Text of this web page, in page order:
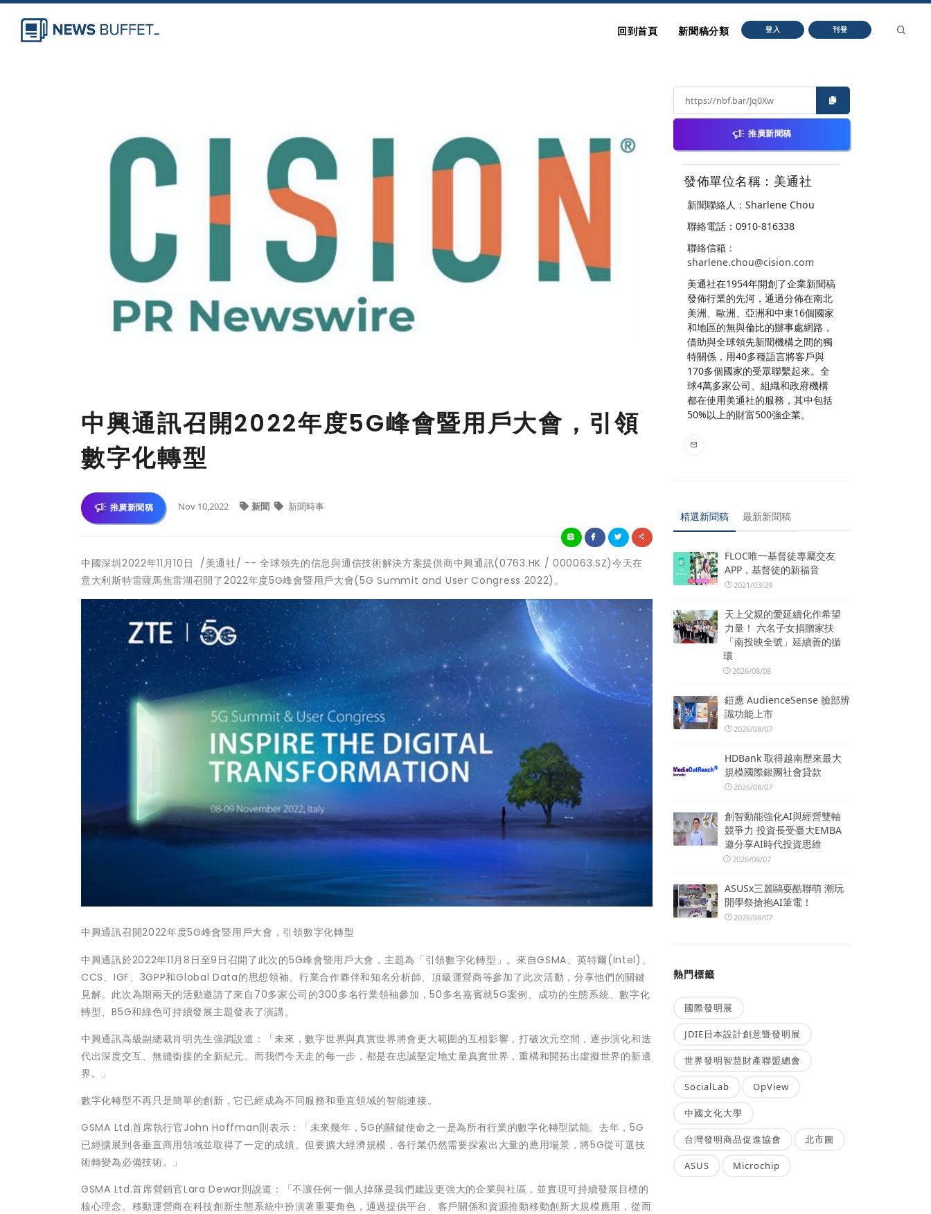
回到首頁 新聞稿分類 登入 刊登
中興通訊召開2022年度5G峰會暨用戶大會，引領
數字化轉型
推廣新聞稿 Nov 10,2022 新聞 新聞時事
中國深圳2022年11月10日 /美通社/ --全球領先的信息與通信技術解決方案提供商中興通訊(0763.HK / 000063.SZ)今天在
意大利斯特雷薩馬焦雷湖召開了2022年度5G峰會暨用戶大會(5G Summit and User Congress 2022) 。
中興通訊召開2022年度5G峰會暨用戶大會，引領數字化轉型
中興通訊於2022年11月 8 日至9 日召開了此次的5G峰會暨用戶大會，主題為「引領數字化轉型」。來自GSMA、英特爾(Intel) 、
CCS 、 IGF、 3GPP和Global Data的思想領袖、行業合作夥伴和知名分析師、頂級運營商等參加了此次活動，分享他們的關鍵
見解。此次為期兩天的活動邀請了來自 70多家公司的300多名行業領袖參加，50多名嘉賓就5G案例、成功的生態系統、數字化
轉型、B5G和綠色可持續發展主題發表了演講。
中興通訊高級副總裁肖明先生強調說道：「未來，數字世界與真實世界將會更大範圍的互相影響，打破次元空間，逐步演化和迭
代出深度交互、無縫銜接的全新紀元。而我們今天走的每一步，都是在忠誠堅定地丈量真實世界，重構和開拓出虛擬世界的新邊
界。」
數字化轉型不再只是簡單的創新，它已經成為不同服務和垂直領域的智能連接。
GSMA Ltd.首席執行官John Hoffman則表示：「未來幾年，5G的關鍵使命之一是為所有行業的數字化轉型賦能。去年，5G
已經擴展到各垂直商用領域並取得了一定的成績。但要擴大經濟規模，各行業仍然需要探索出大量的應用場景，將5G從可選技
術轉變為必備技術。」
GSMA Ltd.首席營銷官Lara Dewar則說道：「不讓任何一個人掉隊是我們建設更強大的企業與社區，並實現可持續發展目標的
核心理念。移動運營商在科技創新生態系統中扮演著重要角色，通過提供平台、客戶關係和資源推動移動創新大規模應用，從而
推廣新聞稿
發佈單位名稱：美通社
新聞聯絡人：Sharlene Chou
聯絡電話：0910-816338
聯絡信箱：
sharlene.chou@cision.com
美通社在1954年開創了企業新聞稿
發佈行業的先河，通過分佈在南北
美洲、歐洲、亞洲和中東16個國家
和地區的無與倫比的辦事處網路，
借助與全球領先新聞機構之間的獨
特關係，用40多種語言將客戶與
170多個國家的受眾聯繫起來。全
球4萬多家公司、組織和政府機構
都在使用美通社的服務，其中包括
50%以上的財富500強企業。
精選新聞稿 最新新聞稿
FLOC唯一基督徒專屬交友
APP，基督徒的新福音
2021/03/29
天上父親的愛延續化作希望
力量！ 六名子女捐贈家扶
「南投映全號」延續善的循
環
2026/08/08
鎧應 AudienceSense 臉部辨
識功能上市
2026/08/07
HDBank 取得越南歷來最大
規模國際銀團社會貸款
2026/08/07
創智動能強化AI與經營雙軸
競爭力 投資長受臺大EMBA
邀分享AI時代投資思維
2026/08/07
ASUSx三麗鷗耍酷聯萌 潮玩
開學祭搶抱AI筆電！
2026/08/07
熱門標籤
國際發明展
JDIE日本設計創意暨發明展
世界發明智慧財產聯盟總會
SocialLab OpView
中國文化大學
台灣發明商品促進協會 北市圖
ASUS Microchip